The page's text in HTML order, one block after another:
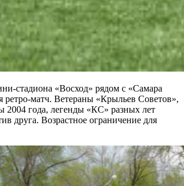
стадиона «Восход» рядом с «Самара
ретро-матч. Ветераны «Крыльев Советов»,
2004 года, легенды «КС» разных лет
друга. Возрастное ограничение для